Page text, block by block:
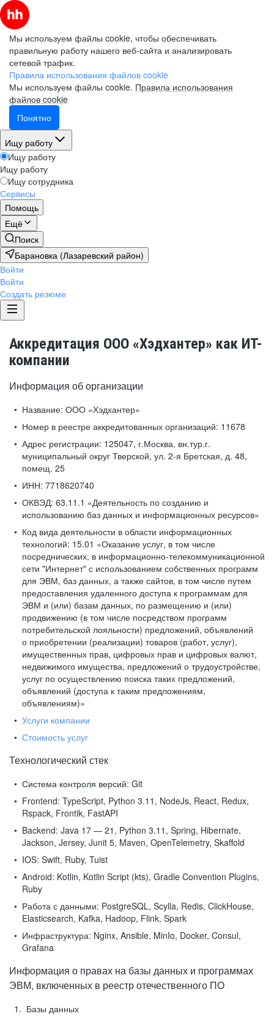
Мы используем файлы cookie, чтобы обеспечивать
правильную работу нашего веб-сайта и анализировать
сетевой трафик.
Правила использования файлов cookie
Мы используем файлы cookie. Правила использования
файлов cookie
Понятно
Ищу работу
Ищу работу
Ищу работу
Ищу сотрудника
Сервисы
Помощь
Ещё
Поиск
Барановка (Лазаревский район)
Войти
Войти
Создать резюме
Аккредитация ООО «Хэдхантер» как ИТ-
компании
Информация об организации
Название: ООО «Хэдхантер»
Номер в реестре аккредитованных организаций: 11678
Адрес регистрации: 125047, г.Москва, вн.тур.г.
муниципальный округ Тверской, ул. 2-я Бретская, д. 48,
помещ. 25
ИНН: 7718620740
ОКВЭД: 63.11.1 «Деятельность по созданию и
использованию баз данных и информационных ресурсов»
Код вида деятельности в области информационных
технологий: 15.01 «Оказание услуг, в том числе
посреднических, в информационно-телекоммуникационной
сети "Интернет" с использованием собственных программ
для ЭВМ, баз данных, а также сайтов, в том числе путем
предоставления удаленного доступа к программам для
ЭВМ и (или) базам данных, по размещению и (или)
продвижению (в том числе посредством программ
потребительской лояльности) предложений, объявлений
о приобретении (реализации) товаров (работ, услуг),
имущественных прав, цифровых прав и цифровых валют,
недвижимого имущества, предложений о трудоустройстве,
услуг по осуществлению поиска таких предложений,
объявлений (доступа к таким предложениям,
объявлениям)»
Услуги компании
Стоимость услуг
Технологический стек
Система контроля версий: Git
Frontend: TypeScript, Python 3.11, NodeJs, React, Redux,
Rspack, Frontik, FastAPI
Backend: Java 17 — 21, Python 3.11, Spring, Hibernate,
Jackson, Jersey, Junit 5, Maven, OpenTelemetry, Skaffold
IOS: Swift, Ruby, Tuist
Android: Kotlin, Kotlin Script (kts), Gradle Convention Plugins,
Ruby
Работа с данными: PostgreSQL, Scylla, Redis, ClickHouse,
Elasticsearch, Kafka, Hadoop, Flink, Spark
Инфраструктура: Nginx, Ansible, MinIo, Docker, Consul,
Grafana
Информация о правах на базы данных и программах
ЭВМ, включенных в реестр отечественного ПО
Базы данных